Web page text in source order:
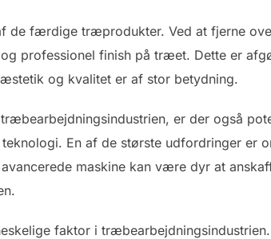
de færdige træprodukter. Ved at fjerne
professionel finish på træet. Dette er
og kvalitet er af stor betydning.
er der også
En af de største udfordringer er
maskine kan være dyr at
faktor i